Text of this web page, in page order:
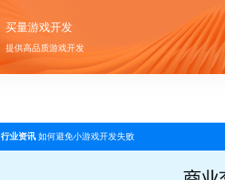
买量游戏开发
提供高品质游戏开发
行业资讯 如何避免小游戏开发失败